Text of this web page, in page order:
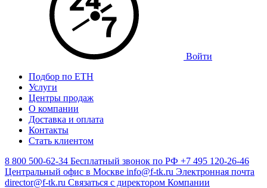
Войти
Подбор по ЕТН
Услуги
Центры продаж
О компании
Доставка и оплата
Контакты
Стать клиентом
8 800 500-62-34 Бесплатный звонок по РФ +7 495 120-26-46
Центральный офис в Москве info@f-tk.ru Электронная почта
director@f-tk.ru Связаться с директором Компании